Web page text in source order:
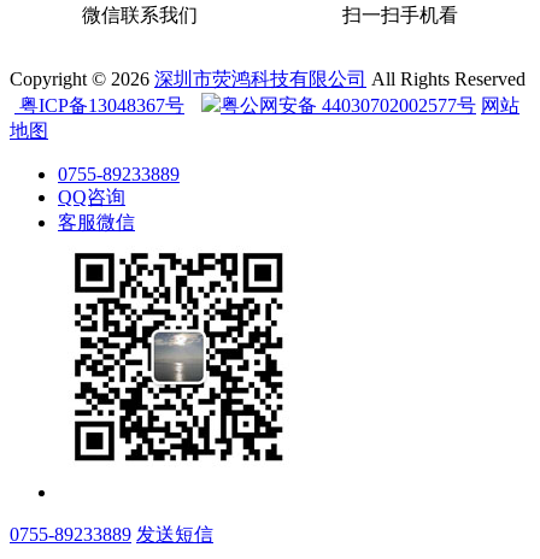
微信联系我们 扫一扫手机看
Copyright © 2026 深圳市荧鸿科技有限公司 All Rights Reserved
粤ICP备13048367号
粤公网安备 44030702002577号 网站
地图
0755-89233889
QQ咨询
客服微信
0755-89233889 发送短信